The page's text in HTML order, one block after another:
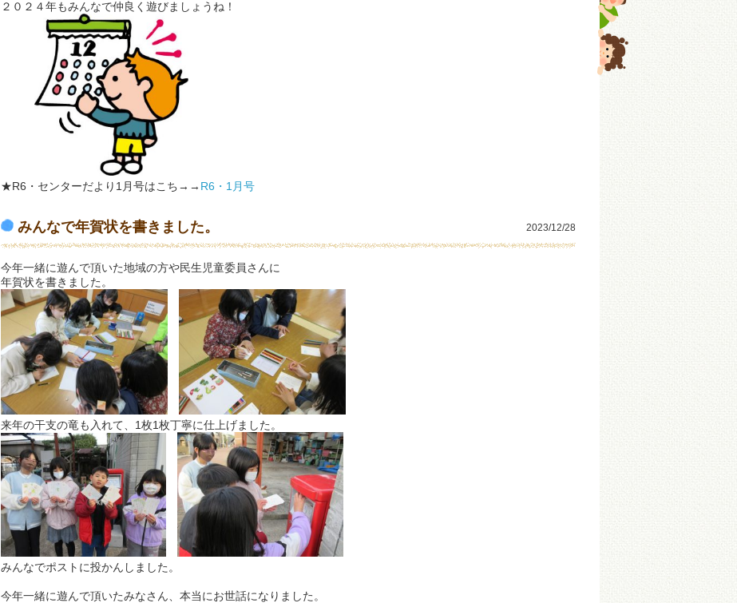
２０２４年もみんなで仲良く遊びましょうね！
★R6・センターだより1月号はこち→→ R6・1月号
みんなで年賀状を書きました。 2023/12/28
今年一緒に遊んで頂いた地域の方や民生児童委員さんに
年賀状を書きました。
来年の干支の竜も入れて、1枚1枚丁寧に仕上げました。
みんなでポストに投かんしました。
今年一緒に遊んで頂いたみなさん、本当にお世話になりました。